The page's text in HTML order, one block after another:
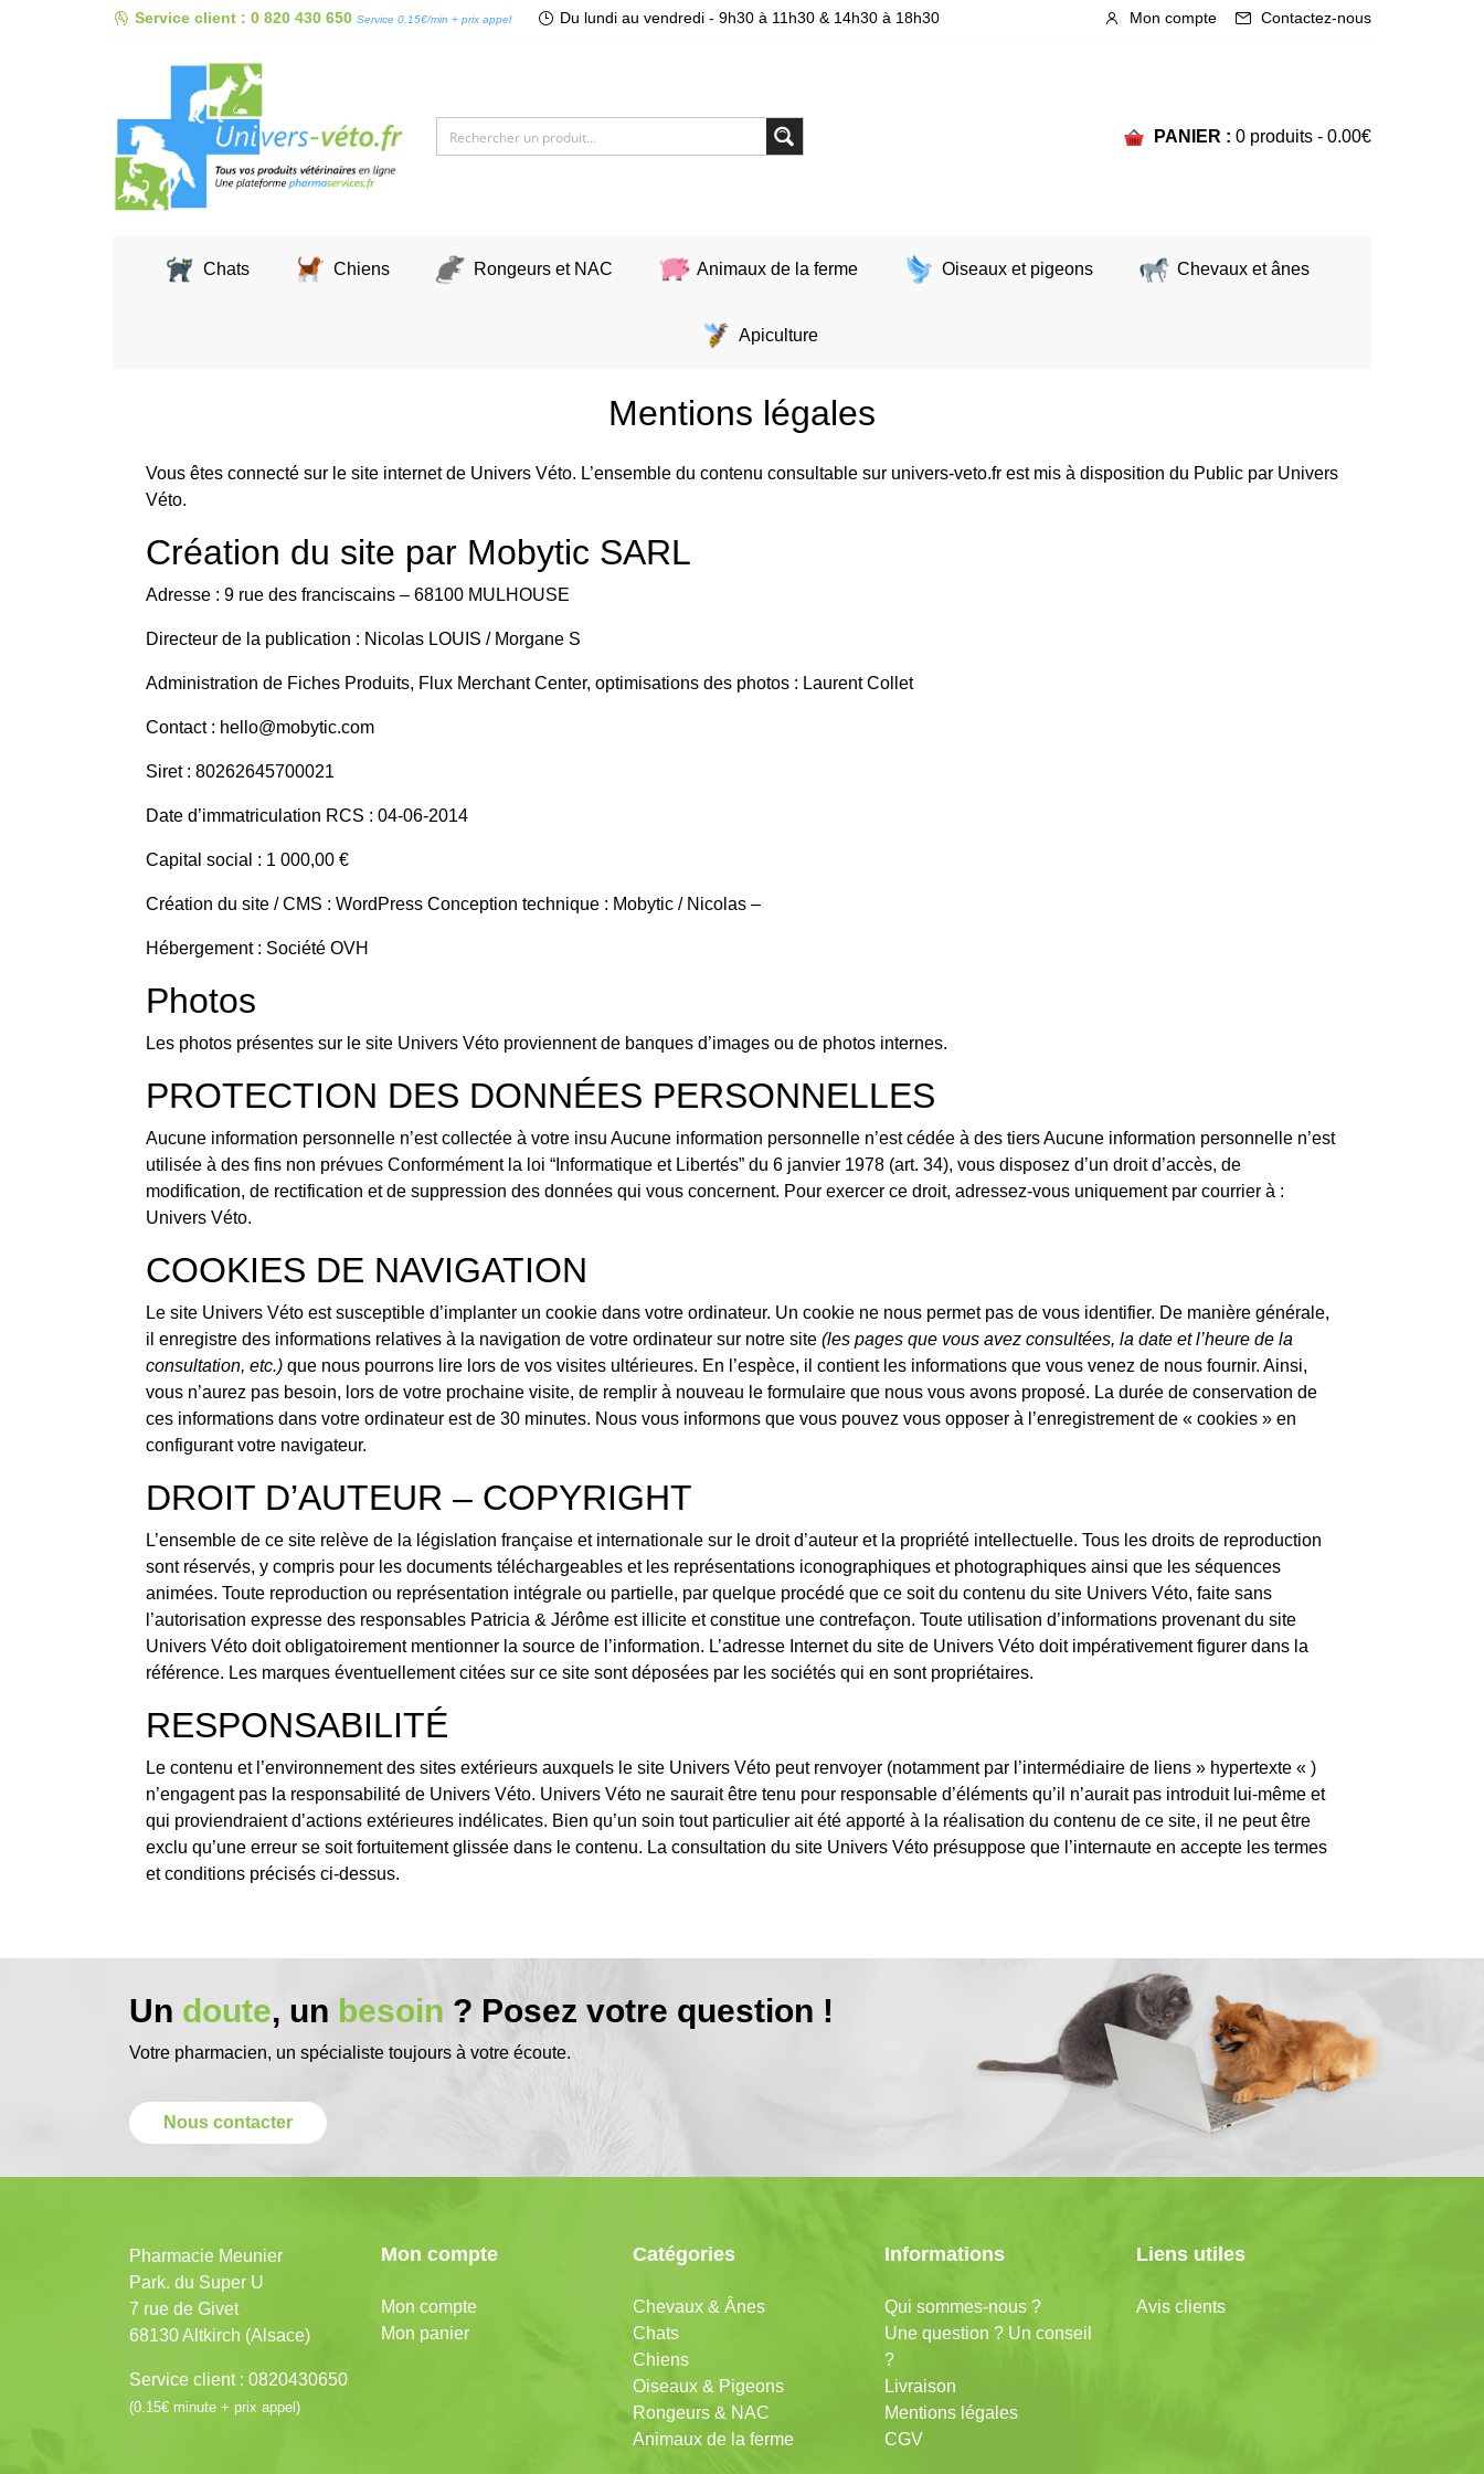
Service client : 0 820 430 650 Service 0.15€/min + prix appel Du lundi au vendredi - 9h30 à 11h30 & 14h30 à 18h30 Mon compte Contactez-nous
PANIER : 0 produits - 0.00€
Chats Chiens Rongeurs et NAC Animaux de la ferme Oiseaux et pigeons Chevaux et ânes
Apiculture
Mentions légales
Vous êtes connecté sur le site internet de Univers Véto. L’ensemble du contenu consultable sur univers-veto.fr est mis à disposition du Public par Univers
Véto.
Création du site par Mobytic SARL
Adresse : 9 rue des franciscains – 68100 MULHOUSE
Directeur de la publication : Nicolas LOUIS / Morgane S
Administration de Fiches Produits, Flux Merchant Center, optimisations des photos : Laurent Collet
Contact : hello@mobytic.com
Siret : 80262645700021
Date d’immatriculation RCS : 04-06-2014
Capital social : 1 000,00 €
Création du site / CMS : WordPress Conception technique : Mobytic / Nicolas –
Hébergement : Société OVH
Photos
Les photos présentes sur le site Univers Véto proviennent de banques d’images ou de photos internes.
PROTECTION DES DONNÉES PERSONNELLES
Aucune information personnelle n’est collectée à votre insu Aucune information personnelle n’est cédée à des tiers Aucune information personnelle n’est
utilisée à des fins non prévues Conformément la loi “Informatique et Libertés” du 6 janvier 1978 (art. 34), vous disposez d’un droit d’accès, de
modification, de rectification et de suppression des données qui vous concernent. Pour exercer ce droit, adressez-vous uniquement par courrier à :
Univers Véto.
COOKIES DE NAVIGATION
Le site Univers Véto est susceptible d’implanter un cookie dans votre ordinateur. Un cookie ne nous permet pas de vous identifier. De manière générale,
il enregistre des informations relatives à la navigation de votre ordinateur sur notre site (les pages que vous avez consultées, la date et l’heure de la
consultation, etc.) que nous pourrons lire lors de vos visites ultérieures. En l’espèce, il contient les informations que vous venez de nous fournir. Ainsi,
vous n’aurez pas besoin, lors de votre prochaine visite, de remplir à nouveau le formulaire que nous vous avons proposé. La durée de conservation de
ces informations dans votre ordinateur est de 30 minutes. Nous vous informons que vous pouvez vous opposer à l’enregistrement de « cookies » en
configurant votre navigateur.
DROIT D’AUTEUR – COPYRIGHT
L’ensemble de ce site relève de la législation française et internationale sur le droit d’auteur et la propriété intellectuelle. Tous les droits de reproduction
sont réservés, y compris pour les documents téléchargeables et les représentations iconographiques et photographiques ainsi que les séquences
animées. Toute reproduction ou représentation intégrale ou partielle, par quelque procédé que ce soit du contenu du site Univers Véto, faite sans
l’autorisation expresse des responsables Patricia & Jérôme est illicite et constitue une contrefaçon. Toute utilisation d’informations provenant du site
Univers Véto doit obligatoirement mentionner la source de l’information. L’adresse Internet du site de Univers Véto doit impérativement figurer dans la
référence. Les marques éventuellement citées sur ce site sont déposées par les sociétés qui en sont propriétaires.
RESPONSABILITÉ
Le contenu et l’environnement des sites extérieurs auxquels le site Univers Véto peut renvoyer (notamment par l’intermédiaire de liens » hypertexte « )
n’engagent pas la responsabilité de Univers Véto. Univers Véto ne saurait être tenu pour responsable d’éléments qu’il n’aurait pas introduit lui-même et
qui proviendraient d’actions extérieures indélicates. Bien qu’un soin tout particulier ait été apporté à la réalisation du contenu de ce site, il ne peut être
exclu qu’une erreur se soit fortuitement glissée dans le contenu. La consultation du site Univers Véto présuppose que l’internaute en accepte les termes
et conditions précisés ci-dessus.
Un doute, un besoin ? Posez votre question !
Votre pharmacien, un spécialiste toujours à votre écoute.
Nous contacter
Pharmacie Meunier
Park. du Super U
7 rue de Givet
68130 Altkirch (Alsace)
Service client : 0820430650
(0.15€ minute + prix appel)
Mon compte
Mon compte
Mon panier
Catégories
Chevaux & Ânes
Chats
Chiens
Oiseaux & Pigeons
Rongeurs & NAC
Animaux de la ferme
Informations
Qui sommes-nous ?
Une question ? Un conseil
?
Livraison
Mentions légales
CGV
Liens utiles
Avis clients